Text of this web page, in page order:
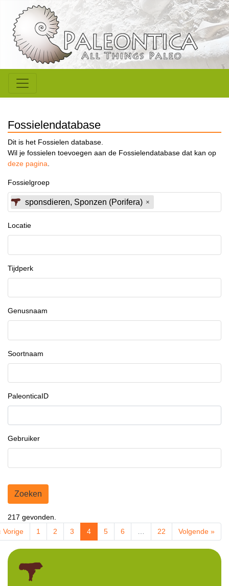
Fossielendatabase
Dit is het Fossielen database.
Wil je fossielen toevoegen aan de Fossielendatabase dat kan op
deze pagina.
Fossielgroep
sponsdieren, Sponzen (Porifera)
Locatie
Tijdperk
Genusnaam
Soortnaam
PaleonticaID
Gebruiker
Zoeken
217 gevonden.
Vorige
1 2 3 4 5 6 22 Volgende »